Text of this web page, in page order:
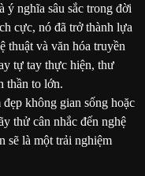
ý nghĩa sâu sắc trong đời
cực, nó đã trở thành lựa
thuật và văn hóa truyền
tự tay thực hiện, thư
thần to lớn.
không gian sống hoặc
thử cân nhắc đến nghệ
sẽ là một trải nghiệm